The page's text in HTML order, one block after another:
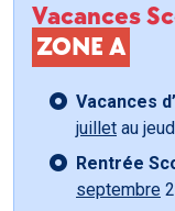
Vacances
ZONE A
Vacances
juillet au
Rentrée
septembre